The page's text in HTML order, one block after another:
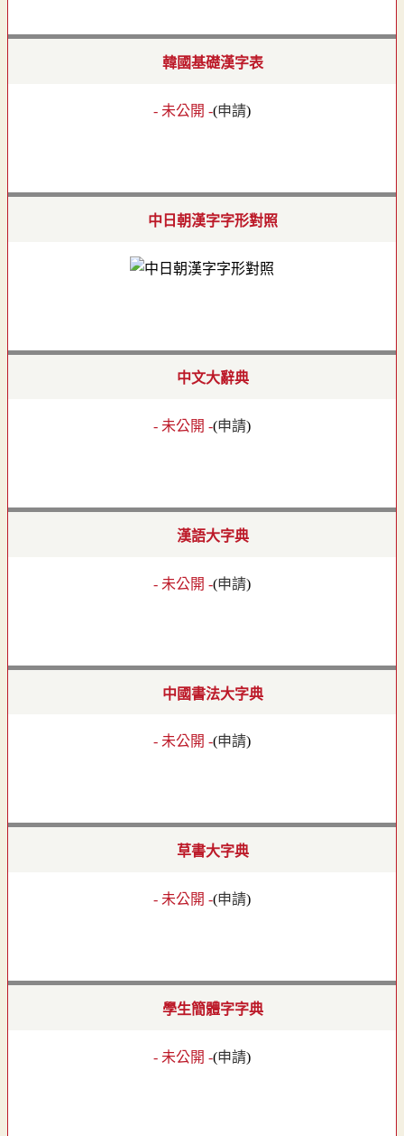
韓國基礎漢字表
- 未公開 -(申請)
中日朝漢字字形對照
中文大辭典
- 未公開 -(申請)
漢語大字典
- 未公開 -(申請)
中國書法大字典
- 未公開 -(申請)
草書大字典
- 未公開 -(申請)
學生簡體字字典
- 未公開 -(申請)